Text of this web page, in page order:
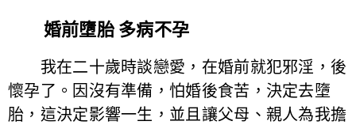
婚前墮胎 多病不孕
我在二十歲時談戀愛，在婚前就犯邪淫，後
懷孕了。因沒有準備，怕婚後食苦，決定去墮
胎，這決定影響一生，並且讓父母、親人為我擔